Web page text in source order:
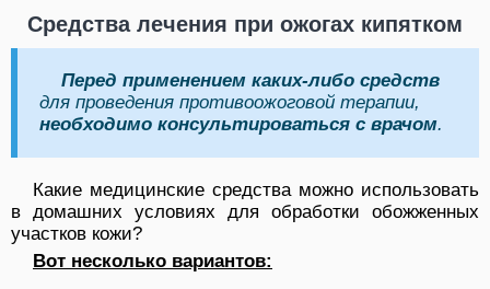
Средства лечения при ожогах кипятком
Перед применением каких-либо средств
для проведения противоожоговой терапии,
необходимо консультироваться с врачом.
Какие медицинские средства можно использовать
в домашних условиях для обработки обожженных
участков кожи?
Вот несколько вариантов: